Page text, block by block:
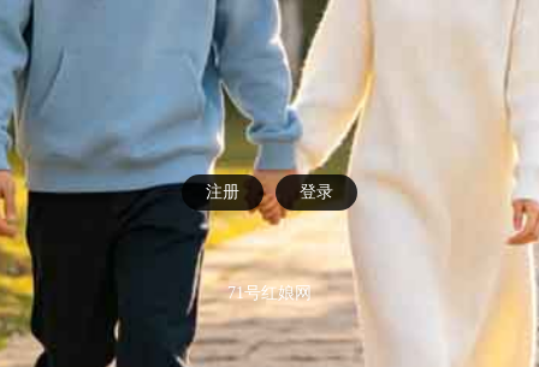
注册 登录
71号红娘网